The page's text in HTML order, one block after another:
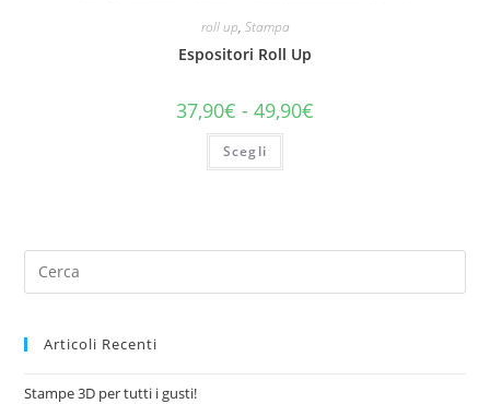
roll up, Stampa
Espositori Roll Up
37,90€ - 49,90€
Scegli
Articoli Recenti
Stampe 3D per tutti i gusti!